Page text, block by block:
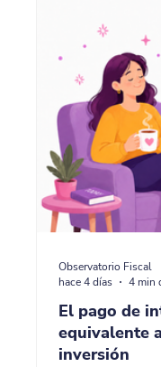
El pago de
equivalente
inversión
Observatorio Fiscal
hace 4 días
4 min